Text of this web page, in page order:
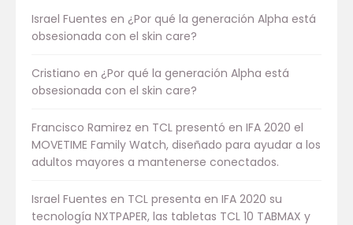
Israel Fuentes en ¿Por qué la generación Alpha está
obsesionada con el skin care?
Cristiano en ¿Por qué la generación Alpha está
obsesionada con el skin care?
Francisco Ramirez en TCL presentó en IFA 2020 el
MOVETIME Family Watch, diseñado para ayudar a los
adultos mayores a mantenerse conectados.
Israel Fuentes en TCL presenta en IFA 2020 su
tecnología NXTPAPER, las tabletas TCL 10 TABMAX y